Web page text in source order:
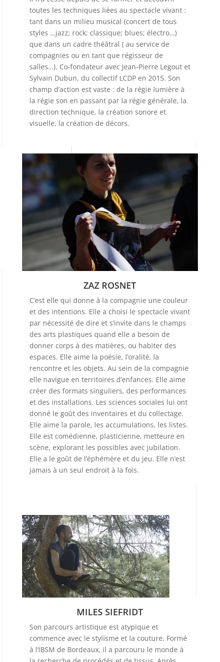
toutes les techniques liées au spectacle vivant :
tant dans un milieu musical (concert de tous
styles …jazz; rock; classique; blues; électro…)
que dans un cadre théâtral ( au service de
compagnies ou en tant que régisseur de
salles…). Co-fondateur avec Jean-Pierre Legout et
Sylvain Dubun, du collectif LCDP en 2015. Son
champ d’action est vaste : de la régie lumière à
la régie son en passant par la régie générale, la
direction technique, la création sonore et
visuelle, la création de décors.
ZAZ ROSNET
C’est elle qui donne à la compagnie une couleur
et des intentions. Elle a choisi le spectacle vivant
par nécessité de dire et s’invite dans le champs
des arts plastiques quand elle a besoin de
donner corps à des matières, ou habiter des
espaces. Elle aime la poésie, l’oralité, la
rencontre et les objets. Au sein de la compagnie
elle navigue en territoires d’enfances. Elle aime
créer des formats singuliers, des performances
et des installations. Les sciences sociales lui ont
donné le goût des inventaires et du collectage.
Elle aime la parole, les accumulations, les listes.
Elle est comédienne, plasticienne, metteure en
scène, explorant les possibles avec jubilation.
Elle a le goût de l’éphémère et du jeu. Elle n’est
jamais à un seul endroit à la fois.
MILES SIEFRIDT
Son parcours artistique est atypique et
commence avec le stylisme et la couture. Formé
à l’IBSM de Bordeaux, il a parcouru le monde à